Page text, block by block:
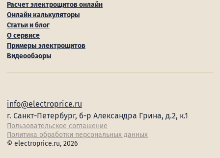
Расчет электрощитов онлайн
Онлайн калькуляторы
Статьи и блог
О сервисе
Примеры электрощитов
Видеообзоры
info@electroprice.ru
г. Санкт-Петербург, б-р Александра Грина, д.2, к.1
Пользовательское соглашение
Политика обработки персональных данных
© electroprice.ru, 2026